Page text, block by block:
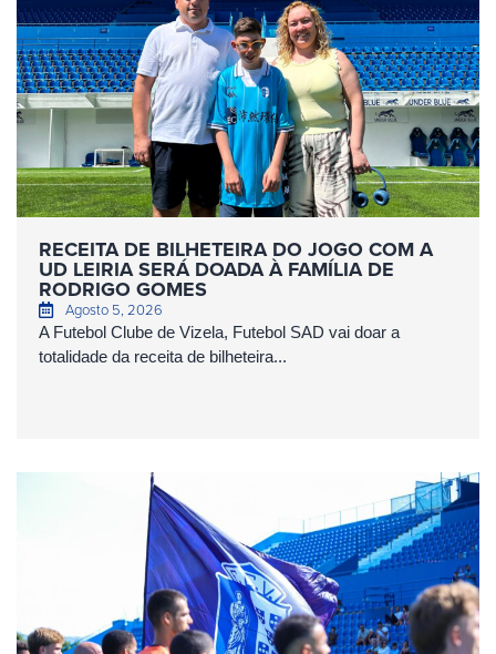
RECEITA DE BILHETEIRA DO JOGO COM A
UD LEIRIA SERÁ DOADA À FAMÍLIA DE
RODRIGO GOMES
Agosto 5, 2026
A Futebol Clube de Vizela, Futebol SAD vai doar a
totalidade da receita de bilheteira...